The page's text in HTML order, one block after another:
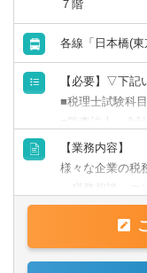
７階
各線「日本橋(
【必要】▽下記
■税理士試験科
■監査法人、会
る方となります。
【歓迎】
■税理士資格保有
■官報合格者
【業務内容】
様々な企業の税
・税務相談、
等）
・税務デューデ
・税金計算
千葉県
神奈川県
北陸・甲信
石川県
会計事務所
金融専門職
すべて選択
投資銀行系業
投資事業
経営／企画／